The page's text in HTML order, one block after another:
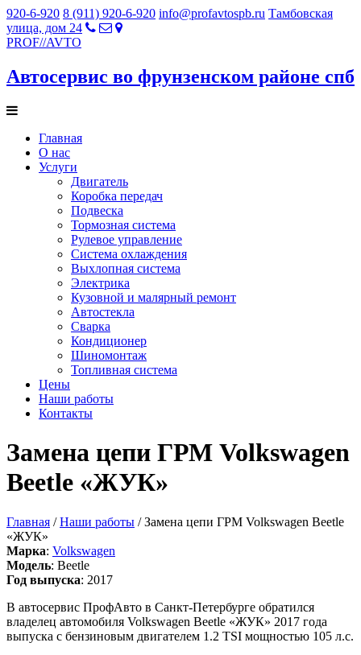
920-6-920 8 (911) 920-6-920 info@profavtospb.ru Тамбовская
улица, дом 24
PROF//AVTO
Автосервис во фрунзенском районе спб
Главная
О нас
Услуги
Двигатель
Коробка передач
Подвеска
Тормозная система
Рулевое управление
Система охлаждения
Выхлопная система
Электрика
Кузовной и малярный ремонт
Автостекла
Сварка
Кондиционер
Шиномонтаж
Топливная система
Цены
Наши работы
Контакты
Замена цепи ГРМ Volkswagen
Beetle «ЖУК»
Главная /Наши работы / Замена цепи ГРМ Volkswagen Beetle
«ЖУК»
Марка: Volkswagen
Модель: Beetle
Год выпуска: 2017
В автосервис ПрофАвто в Санкт-Петербурге обратился
владелец автомобиля Volkswagen Beetle «ЖУК» 2017 года
выпуска с бензиновым двигателем 1.2 TSI мощностью 105 л.с.